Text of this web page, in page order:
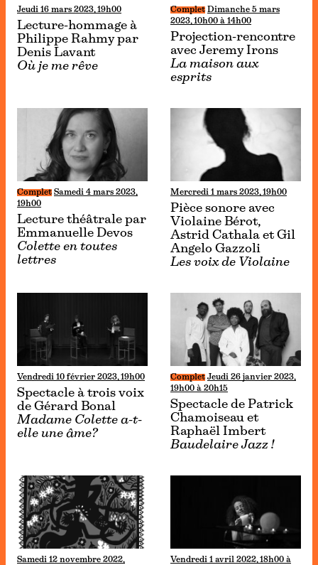
Jeudi 16 mars 2023, 19h00
Lecture-hommage à
Philippe Rahmy par
Denis Lavant
Où je me rêve
Complet Dimanche 5 mars
2023, 10h00 à 14h00
Projection-rencontre
avec Jeremy Irons
La maison aux
esprits
Complet Samedi 4 mars 2023,
19h00
Lecture théâtrale par
Emmanuelle Devos
Colette en toutes
lettres
Mercredi 1 mars 2023, 19h00
Pièce sonore avec
Violaine Bérot,
Astrid Cathala et Gil
Angelo Gazzoli
Les voix de Violaine
Vendredi 10 février 2023, 19h00
Spectacle à trois voix
de Gérard Bonal
Madame Colette a-t-
elle une âme?
Complet Jeudi 26 janvier 2023,
19h00 à 20h15
Spectacle de Patrick
Chamoiseau et
Raphaël Imbert
Baudelaire Jazz !
Samedi 12 novembre 2022,
Vendredi 1 avril 2022, 18h00 à